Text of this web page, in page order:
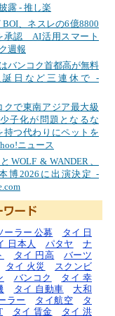
露 - 推し楽
BOI、ネスレの6億8800
承認 AI活用スマート
週報
バンコク首都高が無料
誕日など三連休で -
クで東南アジア最大級
子化が問題となるな
つ代わりにペットを
ニュース
WOLF & WANDER、
博2026に出演決定 -
ーラー 公募
タイ 日
日本人 パタヤ
ナ
タイ 円高
バーツ
タイ 火災
スクンビ
バンコク
タイ 幸
タイ 自動車
大和
ラー
タイ航空
タ
タイ 賃金 タイ 洪